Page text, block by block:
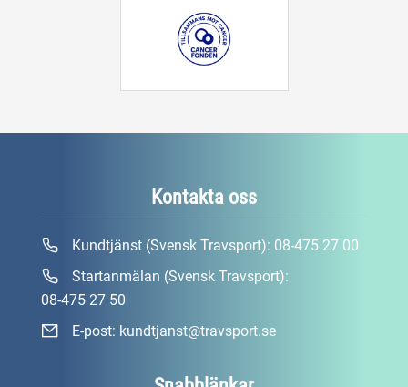
Kontakta oss
Kundtjänst (Svensk Travsport): 08-475 27 00
Startanmälan (Svensk Travsport):
08-475 27 50
E-post: kundtjanst@travsport.se